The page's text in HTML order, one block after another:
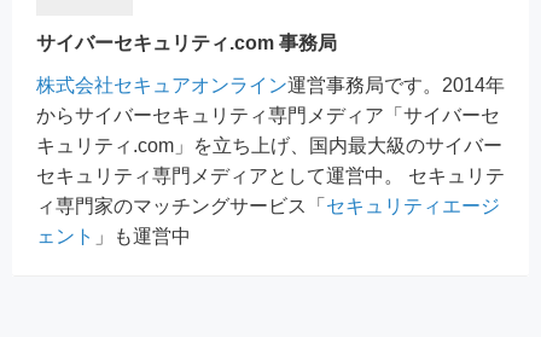
サイバーセキュリティ.com 事務局
株式会社セキュアオンライン運営事務局です。2014年
からサイバーセキュリティ専門メディア「サイバーセ
キュリティ.com」を立ち上げ、国内最大級のサイバー
セキュリティ専門メディアとして運営中。 セキュリテ
ィ専門家のマッチングサービス「 セキュリティエージ
ェント 」も運営中